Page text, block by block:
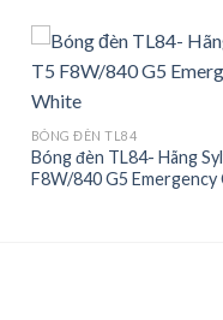
BÓNG ĐÈN TL84
Bóng đèn TL84- Hãng
F8W/840 G5